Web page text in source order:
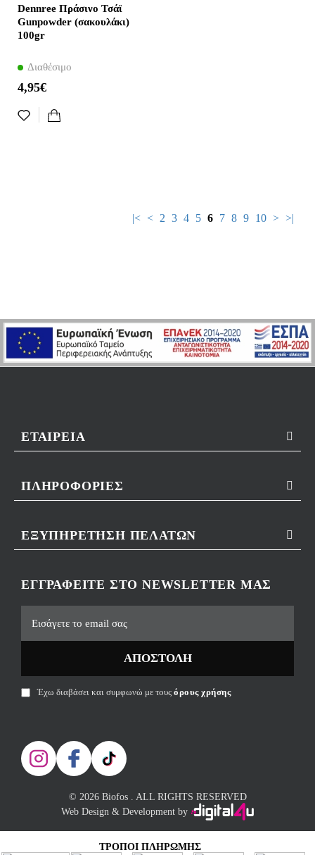
Dennree Πράσινο Τσάϊ
Gunpowder (σακουλάκι)
100gr
Διαθέσιμο
4,95€
|< < 2 3 4 5 6 7 8 9 10 > >|
ΕΤΑΙΡΕΊΑ
ΠΛΗΡΟΦΟΡΊΕΣ
ΕΞΥΠΗΡΈΤΗΣΗ ΠΕΛΑΤΏΝ
ΕΓΓΡΑΦΕΊΤΕ ΣΤΟ NEWSLETTER ΜΑΣ
ΑΠΟΣΤΟΛΉ
Έχω διαβάσει και συμφωνώ με τους όρους χρήσης
© 2026 Biofos . ALL RIGHTS RESERVED
Web Design & Development by
ΤΡΌΠΟΙ ΠΛΗΡΩΜΉΣ